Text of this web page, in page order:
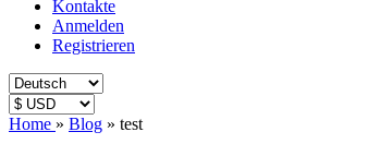
Kontakte
Anmelden
Registrieren
Home » Blog » test